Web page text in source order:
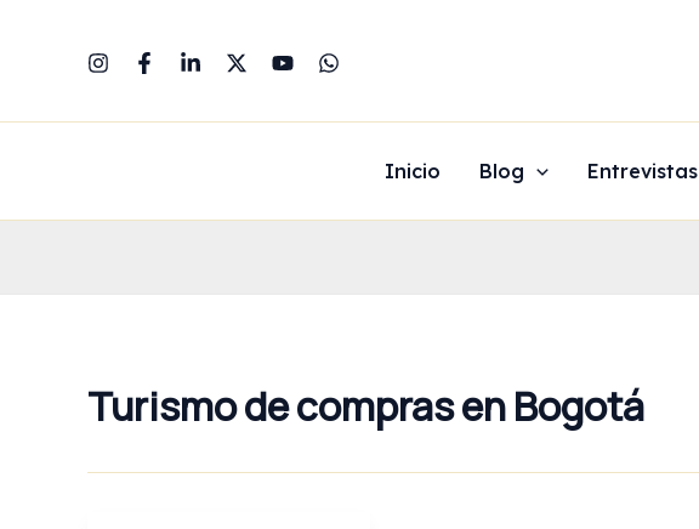
Inicio Blog Entrevistas
Turismo de compras en Bogotá